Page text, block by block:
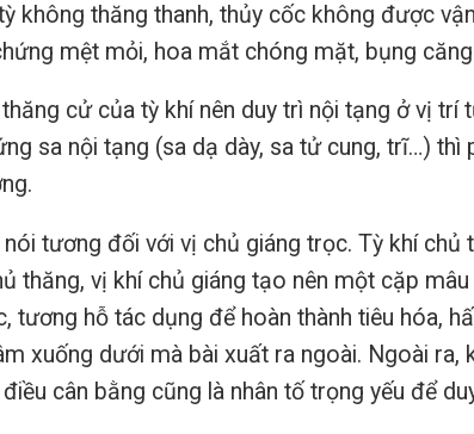
không thăng thanh, thủy cốc không được
mệt mỏi, hoa mắt chóng mặt, bụng
cử của tỳ khí nên duy trì nội tạng ở vị trí
sa nội tạng (sa dạ dày, sa tử cung, trĩ…) thì
tương đối với vị chủ giáng trọc. Tỳ khí chủ
thăng, vị khí chủ giáng tạo nên một cặp
tương hỗ tác dụng để hoàn thành tiêu hóa,
xuống dưới mà bài xuất ra ngoài. Ngoài ra,
cân bằng cũng là nhân tố trọng yếu để